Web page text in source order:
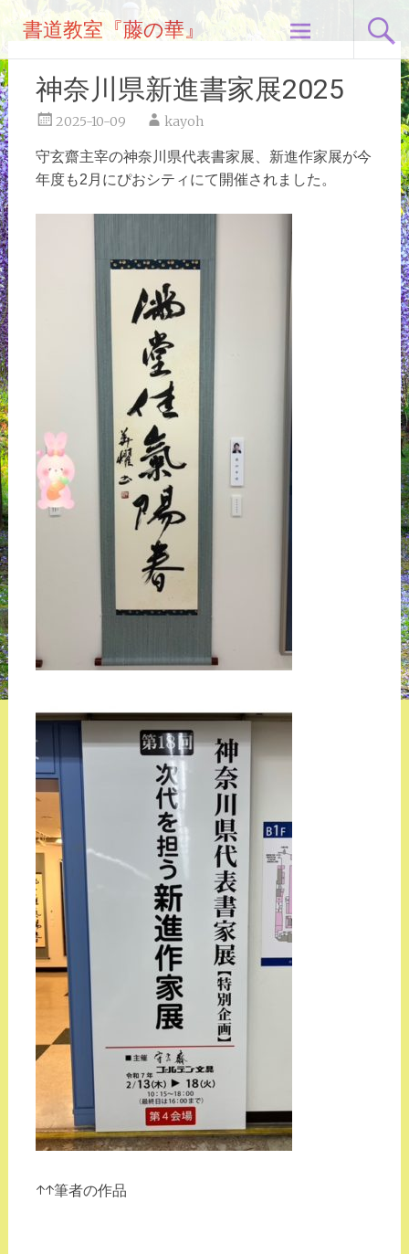
テ
ン
ツ
へ
ス
キ
ッ
プ
書道教室『藤の華』
神奈川県新進書家展2025
2025-10-09 kayoh
守玄齋主宰の神奈川県代表書家展、新進作家展が今
年度も2月にぴおシティにて開催されました。
↑↑筆者の作品